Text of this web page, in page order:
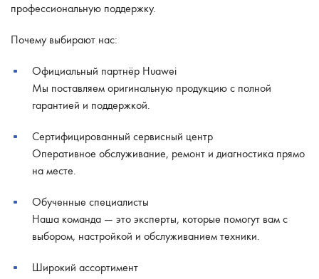
профессиональную поддержку.
Почему выбирают нас:
Официальный партнёр Huawei
Мы поставляем оригинальную продукцию с полной
гарантией и поддержкой.
Сертифицированный сервисный центр
Оперативное обслуживание, ремонт и диагностика прямо
на месте.
Обученные специалисты
Наша команда — это эксперты, которые помогут вам с
выбором, настройкой и обслуживанием техники.
Широкий ассортимент